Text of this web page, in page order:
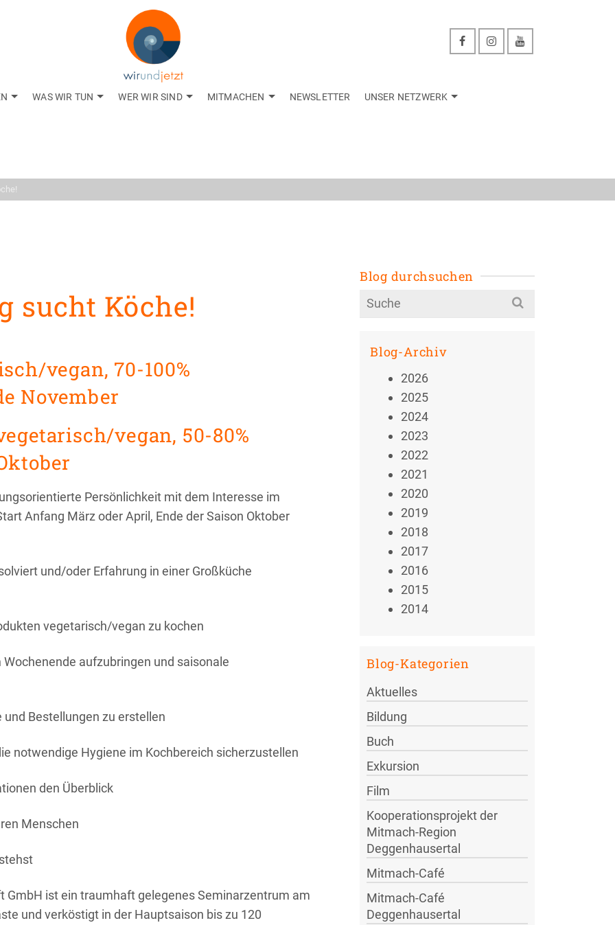
WAS WIR TUN WER WIR SIND MITMACHEN NEWSLETTER UNSER NETZWERK
aus dem Netzwerk
sucht Köche!
vegan, 70-100%
November
vegan, 50-80%
Persönlichkeit mit dem Interesse im
Anfang März oder April, Ende der Saison Oktober
und/oder Erfahrung in einer Großküche
vegetarisch/vegan zu kochen
aufzubringen und saisonale
und Bestellungen zu erstellen
notwendige Hygiene im Kochbereich sicherzustellen
den Überblick
Menschen
GmbH ist ein traumhaft gelegenes Seminarzentrum am
und verköstigt in der Hauptsaison bis zu 120
Blog durchsuchen
Search
for:
Blog-Archiv
2026
2025
2024
2023
2022
2021
2020
2019
2018
2017
2016
2015
2014
Blog-Kategorien
Aktuelles
Bildung
Buch
Exkursion
Film
Kooperationsprojekt der
Mitmach-Region
Deggenhausertal
Mitmach-Café
Mitmach-Café
Deggenhausertal